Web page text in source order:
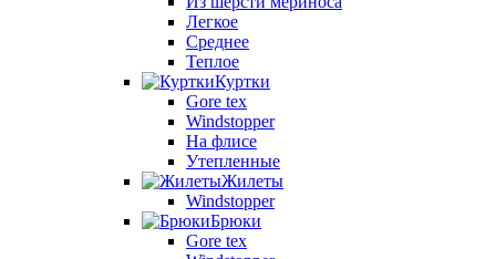
Легкое
Среднее
Теплое
Куртки
Gore tex
Windstopper
На флисе
Утепленные
Жилеты
Windstopper
Брюки
Gore tex